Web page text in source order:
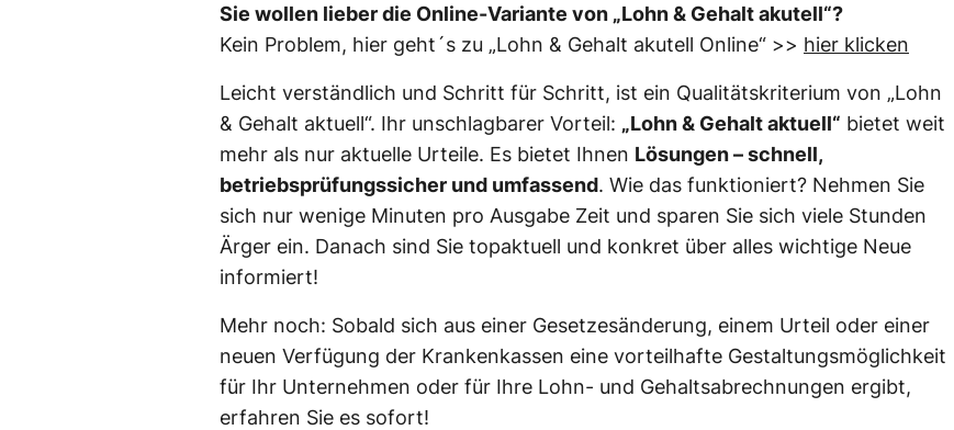
Sie wollen lieber die Online-Variante von „Lohn & Gehalt akutell“?
Kein Problem, hier geht´s zu „Lohn & Gehalt akutell Online“ >> hier klicken
Leicht verständlich und Schritt für Schritt, ist ein Qualitätskriterium von „Lohn
& Gehalt aktuell“. Ihr unschlagbarer Vorteil: „Lohn & Gehalt aktuell“ bietet weit
mehr als nur aktuelle Urteile. Es bietet Ihnen Lösungen – schnell,
betriebsprüfungssicher und umfassend. Wie das funktioniert? Nehmen Sie
sich nur wenige Minuten pro Ausgabe Zeit und sparen Sie sich viele Stunden
Ärger ein. Danach sind Sie topaktuell und konkret über alles wichtige Neue
informiert!
Mehr noch: Sobald sich aus einer Gesetzesänderung, einem Urteil oder einer
neuen Verfügung der Krankenkassen eine vorteilhafte Gestaltungsmöglichkeit
für Ihr Unternehmen oder für Ihre Lohn- und Gehaltsabrechnungen ergibt,
erfahren Sie es sofort!